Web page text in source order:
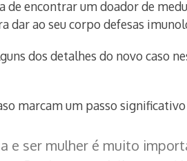
encontrar um doador de
dar ao seu corpo defesas
dos detalhes do novo caso
marcam um passo
e ser mulher é muito